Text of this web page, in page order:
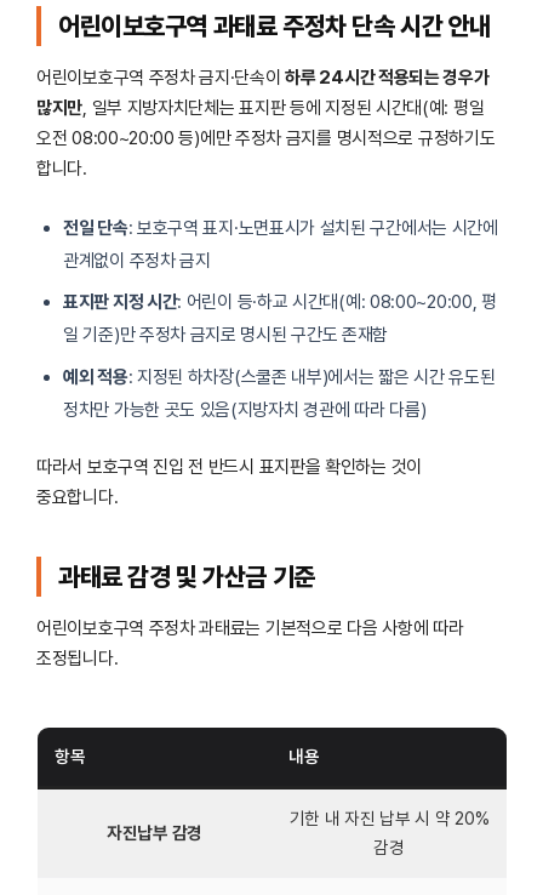
어린이보호구역 과태료 주정차 단속 시간 안내
어린이보호구역 주정차 금지·단속이하루 24시간 적용되는 경우가
많지만, 일부 지방자치단체는 표지판 등에 지정된 시간대(예: 평일
오전 08:00~20:00 등)에만 주정차 금지를 명시적으로 규정하기도
합니다.
전일 단속: 보호구역 표지·노면표시가 설치된 구간에서는 시간에
관계없이 주정차 금지
표지판 지정 시간: 어린이 등·하교 시간대(예: 08:00~20:00, 평
일 기준)만 주정차 금지로 명시된 구간도 존재함
예외 적용: 지정된 하차장(스쿨존 내부)에서는 짧은 시간 유도된
정차만 가능한 곳도 있음(지방자치 경관에 따라 다름)
따라서 보호구역 진입 전 반드시 표지판을 확인하는 것이
중요합니다.
과태료 감경 및 가산금 기준
어린이보호구역 주정차 과태료는 기본적으로 다음 사항에 따라
조정됩니다.
항목 내용
자진납부 감경
기한 내 자진 납부 시 약 20%
감경